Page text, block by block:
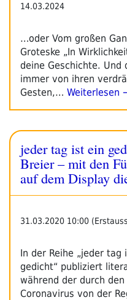
14.03.2024
…oder Vom großen
Groteske „In
deine Geschichte. Und
immer von ihren
Gesten,… Weiterlesen
jeder tag ist ein
Breier – mit den
auf dem Display
31.03.2020 10:00
In der Reihe „jeder tag
gedicht“ publiziert
während der durch den
Coronavirus von der